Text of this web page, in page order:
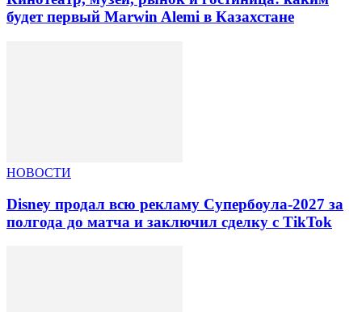
будет первый Marwin Alemi в Казахстане
НОВОСТИ
Disney продал всю рекламу Супербоула-2027 за
полгода до матча и заключил сделку с TikTok